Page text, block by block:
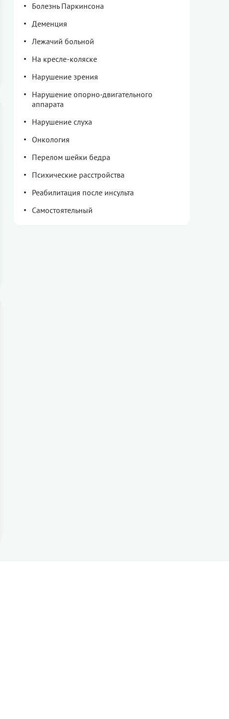
Болезнь Паркинсона
Деменция
Лежачий больной
На кресле-коляске
Нарушение зрения
Нарушение опорно-двигательного
аппарата
Нарушение слуха
Онкология
Перелом шейки бедра
Психические расстройства
Реабилитация после инсульта
Самостоятельный